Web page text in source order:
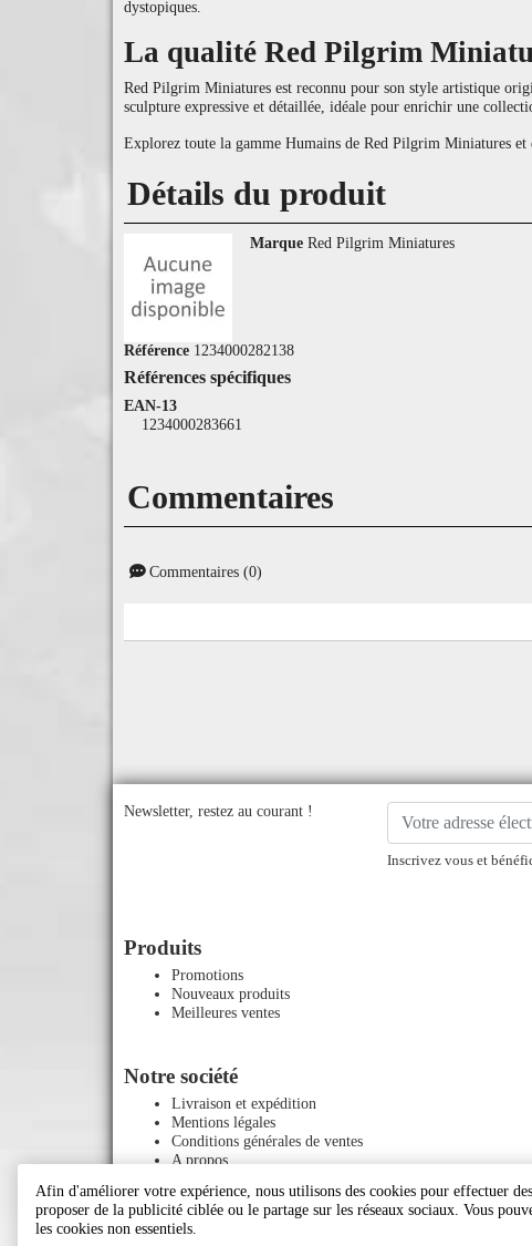
dystopiques.
La qualité Red Pilgrim
Red Pilgrim Miniatures est reconnu pour son style artistique
sculpture expressive et détaillée, idéale pour enrichir une
Explorez toute la gamme Humains de Red Pilgrim Miniatures et
Détails du produit
Marque Red Pilgrim Miniatures
Référence 1234000282138
Références spécifiques
EAN-13
1234000283661
Commentaires
Commentaires (0)
Newsletter, restez au courant !
Inscrivez vous et
Produits
Promotions
Nouveaux produits
Meilleures ventes
Notre société
Livraison et expédition
Mentions légales
Conditions générales de ventes
A propos
Contactez-nous
Plan du site
Magasins
Afin d'améliorer votre expérience, nous utilisons des cookies pour effectuer
proposer de la publicité ciblée ou le partage sur les réseaux sociaux. Vous
les cookies non essentiels.